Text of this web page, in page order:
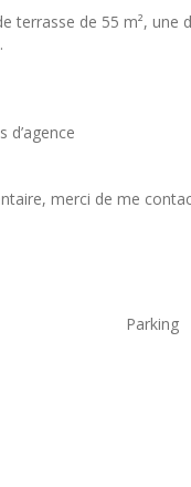
terrasse de 55 m², une
d’agence
merci de me
Parking